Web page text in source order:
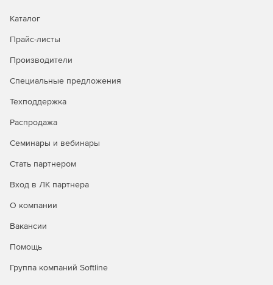
Упорядочивание прав использования сетевых
Повышение быстродействия осмотра данных за счет
ознакомления.
Взаимодействие как с адресацией четвертого
зависимости от типов проверяемых файлов.
Изоляция зараженных объектов в карантине.
конфигурациями серверов защиты и получение от
них отчетов.
Каталог
Прайс-листы
Производители
Специальные предложения
Техподдержка
Распродажа
Семинары и вебинары
Стать партнером
Вход в ЛК партнера
О компании
Вакансии
Помощь
Группа компаний Softline